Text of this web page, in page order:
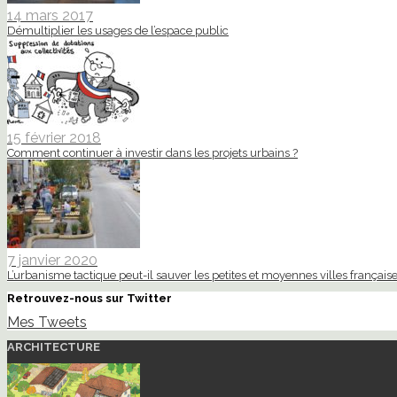
14 mars 2017
Démultiplier les usages de l’espace public
15 février 2018
Comment continuer à investir dans les projets urbains ?
7 janvier 2020
L’urbanisme tactique peut-il sauver les petites et moyennes villes
Retrouvez-nous sur Twitter
Mes Tweets
ARCHITECTURE